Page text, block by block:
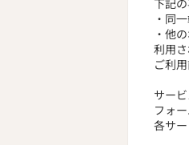
下記
・同
・他
利用
ご利
サー
フォ
各サ